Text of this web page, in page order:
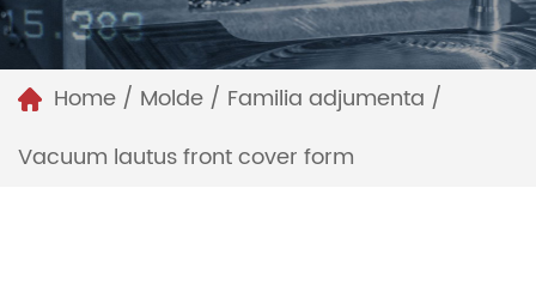
Home / Molde / Familia adjumenta /
Vacuum lautus front cover form